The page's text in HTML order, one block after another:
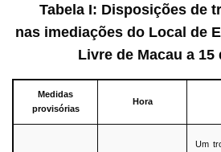
Tabela I: Disposições de
nas imediações do Local de
Livre de Macau a 15
Medidas
provisórias
Hora
Um